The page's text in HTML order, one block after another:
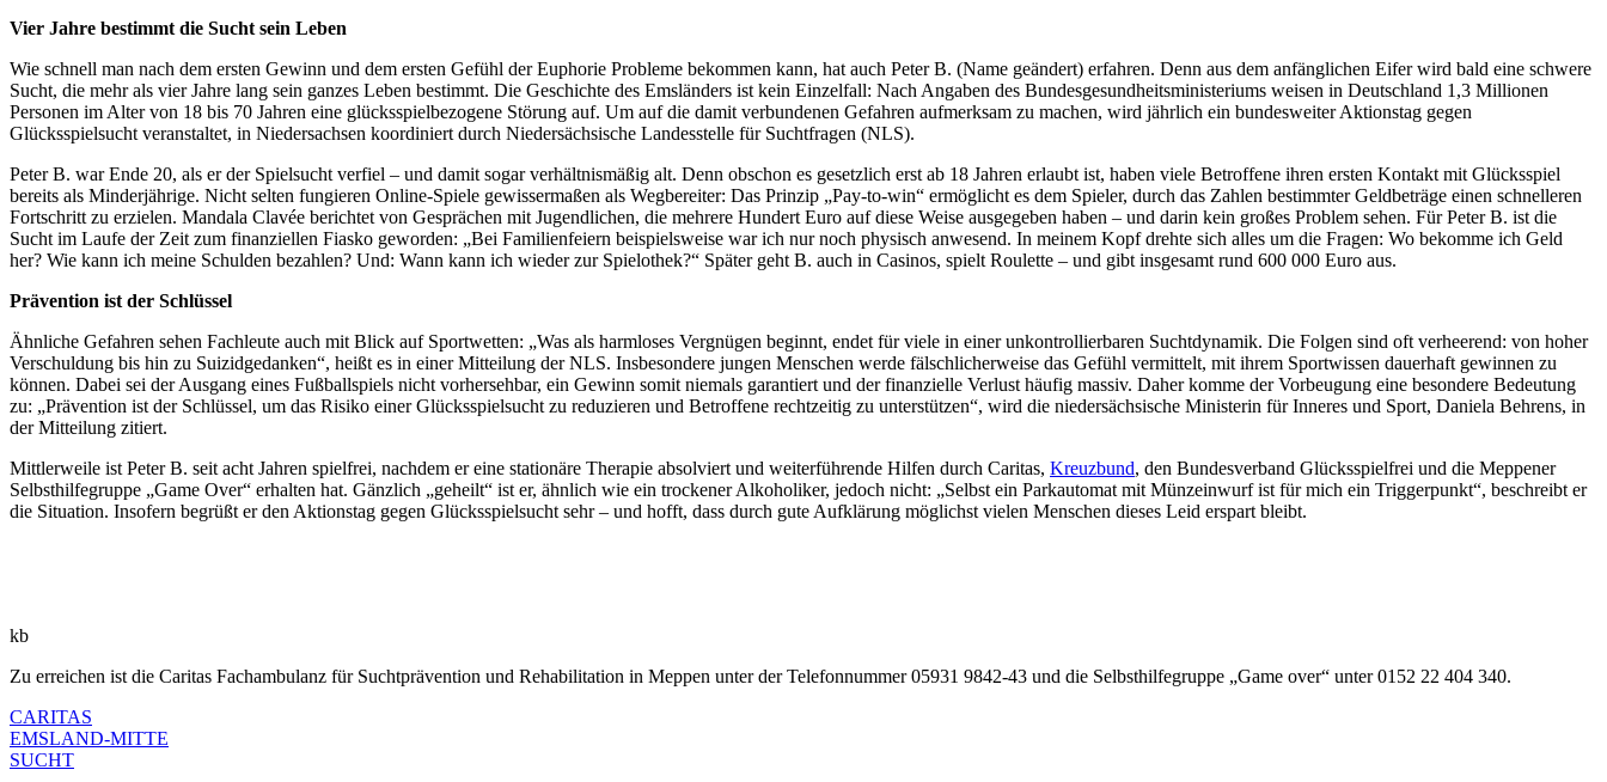
Vier Jahre bestimmt die Sucht sein Leben
Wie schnell man nach dem ersten Gewinn und dem ersten Gefühl der Euphorie Probleme bekommen kann, hat auch Peter B. (Name geändert) erfahren. Denn aus dem anfänglichen Eifer wird bald eine schwere
Sucht, die mehr als vier Jahre lang sein ganzes Leben bestimmt. Die Geschichte des Emsländers ist kein Einzelfall: Nach Angaben des Bundesgesundheitsministeriums weisen in Deutschland 1,3 Millionen
Personen im Alter von 18 bis 70 Jahren eine glücksspielbezogene Störung auf. Um auf die damit verbundenen Gefahren aufmerksam zu machen, wird jährlich ein bundesweiter Aktionstag gegen
Glücksspielsucht veranstaltet, in Niedersachsen koordiniert durch Niedersächsische Landesstelle für Suchtfragen (NLS).
Peter B. war Ende 20, als er der Spielsucht verfiel – und damit sogar verhältnismäßig alt. Denn obschon es gesetzlich erst ab 18 Jahren erlaubt ist, haben viele Betroffene ihren ersten Kontakt mit Glücksspiel
bereits als Minderjährige. Nicht selten fungieren Online-Spiele gewissermaßen als Wegbereiter: Das Prinzip „Pay-to-win“ ermöglicht es dem Spieler, durch das Zahlen bestimmter Geldbeträge einen schnelleren
Fortschritt zu erzielen. Mandala Clavée berichtet von Gesprächen mit Jugendlichen, die mehrere Hundert Euro auf diese Weise ausgegeben haben – und darin kein großes Problem sehen. Für Peter B. ist die
Sucht im Laufe der Zeit zum finanziellen Fiasko geworden: „Bei Familienfeiern beispielsweise war ich nur noch physisch anwesend. In meinem Kopf drehte sich alles um die Fragen: Wo bekomme ich Geld
her? Wie kann ich meine Schulden bezahlen? Und: Wann kann ich wieder zur Spielothek?“ Später geht B. auch in Casinos, spielt Roulette – und gibt insgesamt rund 600 000 Euro aus.
Prävention ist der Schlüssel
Ähnliche Gefahren sehen Fachleute auch mit Blick auf Sportwetten: „Was als harmloses Vergnügen beginnt, endet für viele in einer unkontrollierbaren Suchtdynamik. Die Folgen sind oft verheerend: von hoher
Verschuldung bis hin zu Suizidgedanken“, heißt es in einer Mitteilung der NLS. Insbesondere jungen Menschen werde fälschlicherweise das Gefühl vermittelt, mit ihrem Sportwissen dauerhaft gewinnen zu
können. Dabei sei der Ausgang eines Fußballspiels nicht vorhersehbar, ein Gewinn somit niemals garantiert und der finanzielle Verlust häufig massiv. Daher komme der Vorbeugung eine besondere Bedeutung
zu: „Prävention ist der Schlüssel, um das Risiko einer Glücksspielsucht zu reduzieren und Betroffene rechtzeitig zu unterstützen“, wird die niedersächsische Ministerin für Inneres und Sport, Daniela Behrens, in
der Mitteilung zitiert.
Mittlerweile ist Peter B. seit acht Jahren spielfrei, nachdem er eine stationäre Therapie absolviert und weiterführende Hilfen durch Caritas, Kreuzbund, den Bundesverband Glücksspielfrei und die Meppener
Selbsthilfegruppe „Game Over“ erhalten hat. Gänzlich „geheilt“ ist er, ähnlich wie ein trockener Alkoholiker, jedoch nicht: „Selbst ein Parkautomat mit Münzeinwurf ist für mich ein Triggerpunkt“, beschreibt er
die Situation. Insofern begrüßt er den Aktionstag gegen Glücksspielsucht sehr – und hofft, dass durch gute Aufklärung möglichst vielen Menschen dieses Leid erspart bleibt.
kb
Zu erreichen ist die Caritas Fachambulanz für Suchtprävention und Rehabilitation in Meppen unter der Telefonnummer 05931 9842-43 und die Selbsthilfegruppe „Game over“ unter 0152 22 404 340.
CARITAS
EMSLAND-MITTE
SUCHT